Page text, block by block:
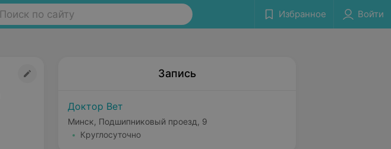
Поиск по сайту Избранное Войти
Запись
Доктор Вет
Минск, Подшипниковый проезд, 9
Круглосуточно